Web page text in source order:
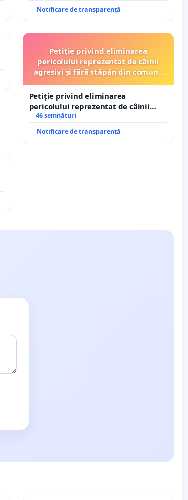
Notificare de transparență
Petiție privind eliminarea
pericolului reprezentat de câinii
agresivi și fără stăpân din comuna
Petiție privind eliminarea
pericolului reprezentat de câinii
agresivi și fără stăpân din comuna
Tunari
46 semnături
Notificare de transparență